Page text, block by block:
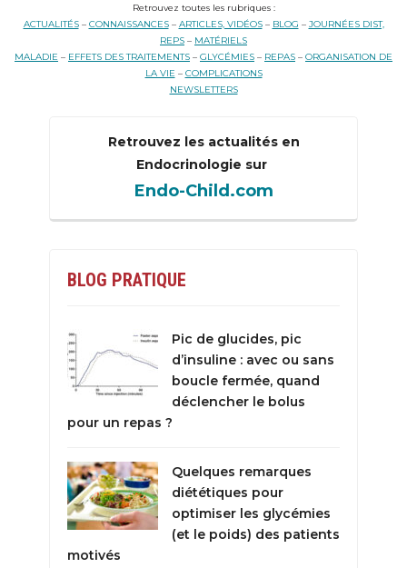
Retrouvez toutes les rubriques :
ACTUALITÉS– CONNAISSANCES– ARTICLES, VIDÉOS– BLOG – JOURNÉES DIST,
REPS – MATÉRIELS
MALADIE – EFFETS DES TRAITEMENTS – GLYCÉMIES – REPAS – ORGANISATION DE
LA VIE – COMPLICATIONS
NEWSLETTERS
Retrouvez les actualités en
Endocrinologie sur
Endo-Child.com
BLOG PRATIQUE
Pic de glucides, pic
d’insuline : avec ou sans
boucle fermée, quand
déclencher le bolus
pour un repas ?
Quelques remarques
diététiques pour
optimiser les glycémies
(et le poids) des patients
motivés